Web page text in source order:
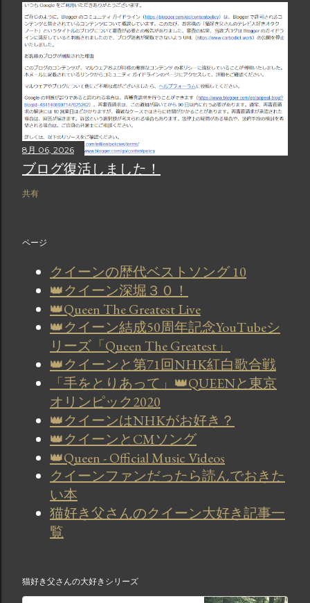
8月 06, 2026
ブログ復活しました！
共有
ページ
クイーンの歴代ベストソング 10
👑クイーン深堀３０！
👑Queen The Greatest Live
👑クイーン結成50周年記念YouTubeシ
リーズ「Queen The Greatest」
👑クイーンと第71回NHK紅白歌合戦
「手をとりあって」👑QUEENと東京
オリンピック2020
👑クイーンはNHKがお好き？
👑クイーンとCMソング
👑Queen - Official Music Videos
クイーンファンだったら読んでおきた
い本
猫好き父さんのクイーン大好き記事一
覧
猫好き父さんの大好きシリーズ